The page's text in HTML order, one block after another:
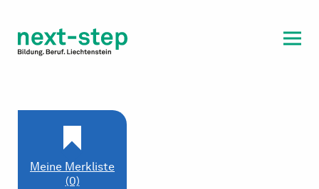
Beratung & Unterstützung
Meine Merkliste
(0)